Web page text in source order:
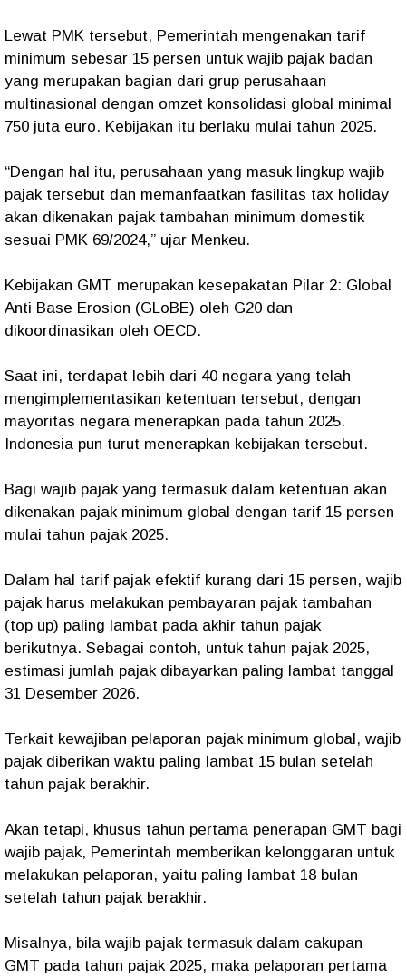
Lewat PMK tersebut, Pemerintah mengenakan tarif
minimum sebesar 15 persen untuk wajib pajak badan
yang merupakan bagian dari grup perusahaan
multinasional dengan omzet konsolidasi global minimal
750 juta euro. Kebijakan itu berlaku mulai tahun 2025.
“Dengan hal itu, perusahaan yang masuk lingkup wajib
pajak tersebut dan memanfaatkan fasilitas tax holiday
akan dikenakan pajak tambahan minimum domestik
sesuai PMK 69/2024,” ujar Menkeu.
Kebijakan GMT merupakan kesepakatan Pilar 2: Global
Anti Base Erosion (GLoBE) oleh G20 dan
dikoordinasikan oleh OECD.
Saat ini, terdapat lebih dari 40 negara yang telah
mengimplementasikan ketentuan tersebut, dengan
mayoritas negara menerapkan pada tahun 2025.
Indonesia pun turut menerapkan kebijakan tersebut.
Bagi wajib pajak yang termasuk dalam ketentuan akan
dikenakan pajak minimum global dengan tarif 15 persen
mulai tahun pajak 2025.
Dalam hal tarif pajak efektif kurang dari 15 persen, wajib
pajak harus melakukan pembayaran pajak tambahan
(top up) paling lambat pada akhir tahun pajak
berikutnya. Sebagai contoh, untuk tahun pajak 2025,
estimasi jumlah pajak dibayarkan paling lambat tanggal
31 Desember 2026.
Terkait kewajiban pelaporan pajak minimum global, wajib
pajak diberikan waktu paling lambat 15 bulan setelah
tahun pajak berakhir.
Akan tetapi, khusus tahun pertama penerapan GMT bagi
wajib pajak, Pemerintah memberikan kelonggaran untuk
melakukan pelaporan, yaitu paling lambat 18 bulan
setelah tahun pajak berakhir.
Misalnya, bila wajib pajak termasuk dalam cakupan
GMT pada tahun pajak 2025, maka pelaporan pertama